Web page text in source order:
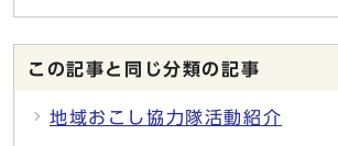
この記事と同じ分類の記事
地域おこし協力隊活動紹介